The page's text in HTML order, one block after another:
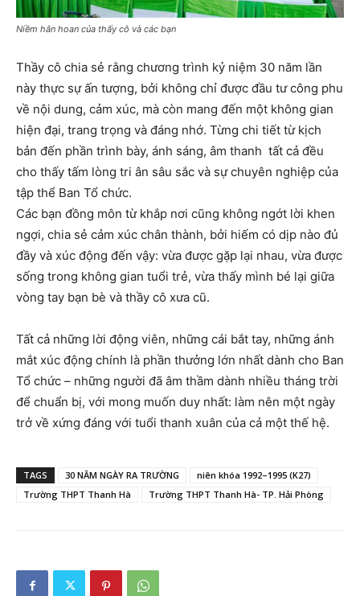
Niềm hân hoan của thấy cô và các bạn
Thầy cô chia sẻ rằng chương trình kỷ niệm 30 năm lần
này thực sự ấn tượng, bởi không chỉ được đầu tư công phu
về nội dung, cảm xúc, mà còn mang đến một không gian
hiện đại, trang trọng và đáng nhớ. Từng chi tiết từ kịch
bản đến phần trình bày, ánh sáng, âm thanh tất cả đều
cho thấy tấm lòng tri ân sâu sắc và sự chuyên nghiệp của
tập thể Ban Tổ chức.
Các bạn đồng môn từ khắp nơi cũng không ngớt lời khen
ngợi, chia sẻ cảm xúc chân thành, bởi hiếm có dịp nào đủ
đầy và xúc động đến vậy: vừa được gặp lại nhau, vừa được
sống trong không gian tuổi trẻ, vừa thấy mình bé lại giữa
vòng tay bạn bè và thầy cô xưa cũ.
Tất cả những lời động viên, những cái bắt tay, những ánh
mắt xúc động chính là phần thưởng lớn nhất dành cho Ban
Tổ chức – những người đã âm thầm dành nhiều tháng trời
để chuẩn bị, với mong muốn duy nhất: làm nên một ngày
trở về xứng đáng với tuổi thanh xuân của cả một thế hệ.
TAGS 30 NĂM NGÀY RA TRƯỜNG
niên khóa 1992–1995 (K27)
Trường THPT Thanh Hà
Trường THPT Thanh Hà- TP. Hải Phòng